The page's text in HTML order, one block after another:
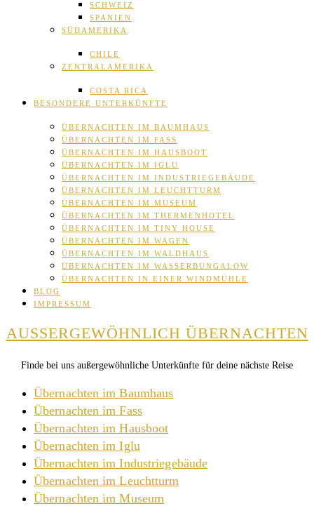
SCHWEIZ
SPANIEN
SÜDAMERIKA
CHILE
ZENTRALAMERIKA
COSTA RICA
BESONDERE UNTERKÜNFTE
ÜBERNACHTEN IM BAUMHAUS
ÜBERNACHTEN IM FASS
ÜBERNACHTEN IM HAUSBOOT
ÜBERNACHTEN IM IGLU
ÜBERNACHTEN IM INDUSTRIEGEBÄUDE
ÜBERNACHTEN IM LEUCHTTURM
ÜBERNACHTEN IM MUSEUM
ÜBERNACHTEN IM THERMENHOTEL
ÜBERNACHTEN IM TINY HOUSE
ÜBERNACHTEN IM WAGEN
ÜBERNACHTEN IM WALDHAUS
ÜBERNACHTEN IM WASSERBUNGALOW
ÜBERNACHTEN IN EINER WINDMÜHLE
BLOG
IMPRESSUM
AUSSERGEWÖHNLICH ÜBERNACHTEN
Finde bei uns außergewöhnliche Unterkünfte für deine nächste Reise
Übernachten im Baumhaus
Übernachten im Fass
Übernachten im Hausboot
Übernachten im Iglu
Übernachten im Industriegebäude
Übernachten im Leuchtturm
Übernachten im Museum